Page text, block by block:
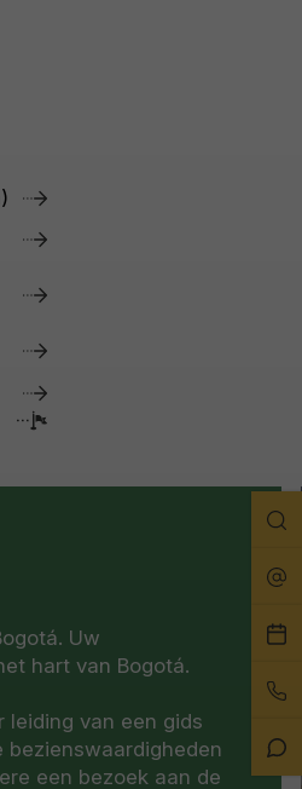
Bel
Uw
hart van Bogotá.
leiding van een gids
een bezoek aan de